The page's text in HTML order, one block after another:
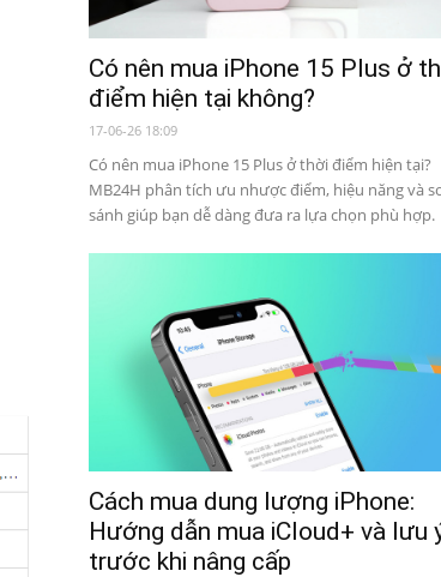
Có nên mua iPhone 15 Plus ở
điểm hiện tại không?
17-06-26 18:09
Có nên mua iPhone 15 Plus ở thời điểm hiện tại?
MB24H phân tích ưu nhược điểm, hiệu năng và
sánh giúp bạn dễ dàng đưa ra lựa chọn phù hợp.
Cách mua dung lượng iPhone:
Hướng dẫn mua iCloud+ và lưu
trước khi nâng cấp